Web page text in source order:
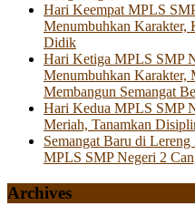
Hari Keempat MPLS
Menumbuhkan Karakter,
Didik
Hari Ketiga MPLS SMP
Menumbuhkan Karakter,
Membangun Semangat
Hari Kedua MPLS SMP
Meriah, Tanamkan
Semangat Baru di
MPLS SMP Negeri 2
Archives